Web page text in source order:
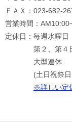
ＦＡＸ：023-682-
営業時間：
定休日：毎週水曜日
第２、第４日
大型連休
(土日祝祭日
※詳しい定